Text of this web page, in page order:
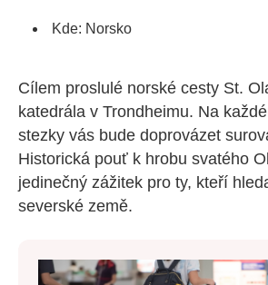
Kde: Norsko
Cílem proslulé norské cesty St.
katedrála v Trondheimu. Na
stezky vás bude doprovázet
Historická pouť k hrobu svatého
jedinečný zážitek pro ty, kteří
severské země.